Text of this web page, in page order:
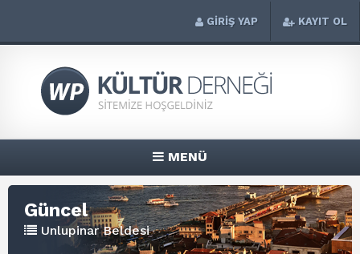
GİRİŞ YAP KAYIT OL
MENÜ
Güncel
Unlupinar Beldesi